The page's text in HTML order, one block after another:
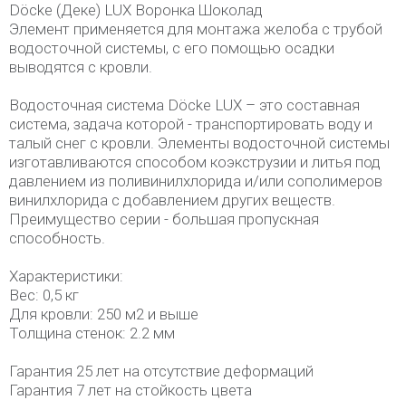
Döcke (Деке) LUX Воронка Шоколад
Элемент применяется для монтажа желоба с трубой
водосточной системы, с его помощью осадки
выводятся с кровли.
Водосточная система Döcke LUX – это составная
система, задача которой - транспортировать воду и
талый снег с кровли. Элементы водосточной системы
изготавливаются способом коэкструзии и литья под
давлением из поливинилхлорида и/или сополимеров
винилхлорида с добавлением других веществ.
Преимущество серии - большая пропускная
способность.
Характеристики:
Вес: 0,5 кг
Для кровли: 250 м2 и выше
Толщина стенок: 2.2 мм
Гарантия 25 лет на отсутствие деформаций
Гарантия 7 лет на стойкость цвета